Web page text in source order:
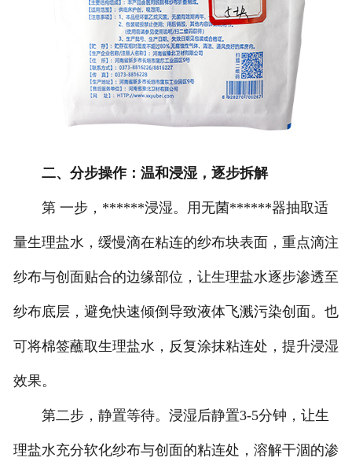
二、分步操作：温和浸湿，逐步拆解
第 一步，******浸湿。用无菌******器抽取适
量生理盐水，缓慢滴在粘连的纱布块表面，重点滴注
纱布与创面贴合的边缘部位，让生理盐水逐步渗透至
纱布底层，避免快速倾倒导致液体飞溅污染创面。也
可将棉签蘸取生理盐水，反复涂抹粘连处，提升浸湿
效果。
第二步，静置等待。浸湿后静置3-5分钟，让生
理盐水充分软化纱布与创面的粘连处，溶解干涸的渗